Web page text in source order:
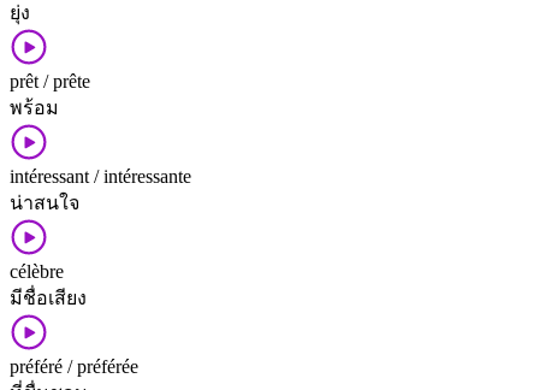
ยุ่ง
prêt / prête
พร้อม
intéressant / intéressante
น่าสนใจ
célèbre
มี​ชื่อเสียง
préféré / préférée